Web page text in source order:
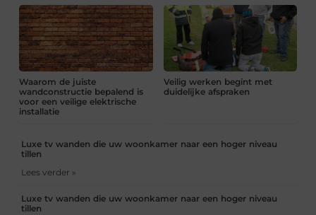
Waarom de juiste
wandconstructie bepalend is
voor een veilige elektrische
installatie
Veilig werken begint met
duidelijke afspraken
Luxe tv wanden die uw woonkamer naar een hoger niveau
tillen
Lees verder »
Luxe tv wanden die uw woonkamer naar een hoger niveau
tillen